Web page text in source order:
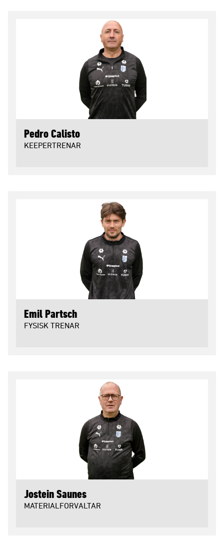
Pedro Calisto
KEEPERTRENAR
Emil Partsch
FYSISK TRENAR
Jostein Saunes
MATERIALFORVALTAR